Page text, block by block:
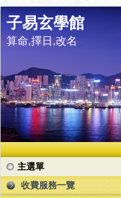
子易玄學館
算命,擇日,改名
主選單
收費服務一覽